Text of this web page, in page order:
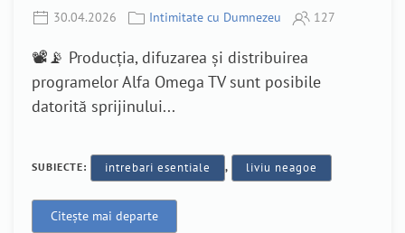
30.04.2026 Intimitate cu Dumnezeu 127
📽️📡 Producția, difuzarea și distribuirea
programelor Alfa Omega TV sunt posibile
datorită sprijinului...
SUBIECTE: intrebari esentiale , liviu neagoe
Citește mai departe